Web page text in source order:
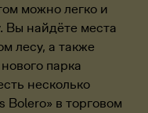
можно легко и
Вы найдёте места
лесу, а также
парка
несколько
Bolero» в торговом